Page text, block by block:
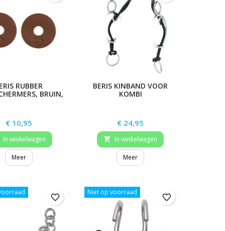
RUBBER
BRUIN,
Prijs
€ 10,95
In winkelwagen
Meer
BERIS KINBAND VOOR
KOMBI
Prijs
€ 24,95
 In winkelwagen
Meer
favorite_border
Niet op voorraad
favorite_border